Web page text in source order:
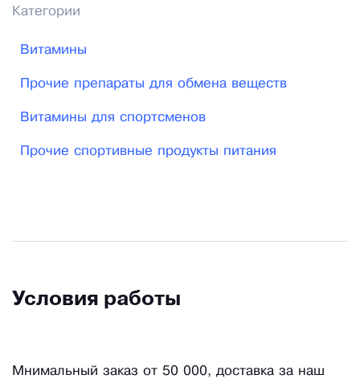
Категории
Витамины
Прочие препараты для обмена веществ
Витамины для спортсменов
Прочие спортивные продукты питания
Условия работы
Мнимальный заказ от 50 000, доставка за наш